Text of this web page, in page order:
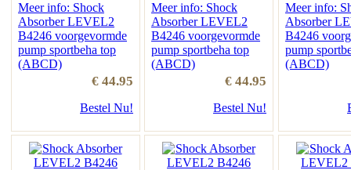
Meer info: Shock
Absorber LEVEL2
B4246 voorgevormde
pump sportbeha top
(ABCD)
€ 44.95
Bestel Nu!
Meer info: Shock
Absorber LEVEL2
B4246 voorgevormde
pump sportbeha top
(ABCD)
€ 44.95
Bestel Nu!
Meer info:
Absorber
B4246
pump
(ABCD)